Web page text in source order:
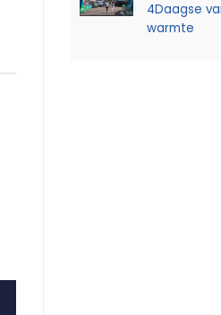
4Daagse
warmte